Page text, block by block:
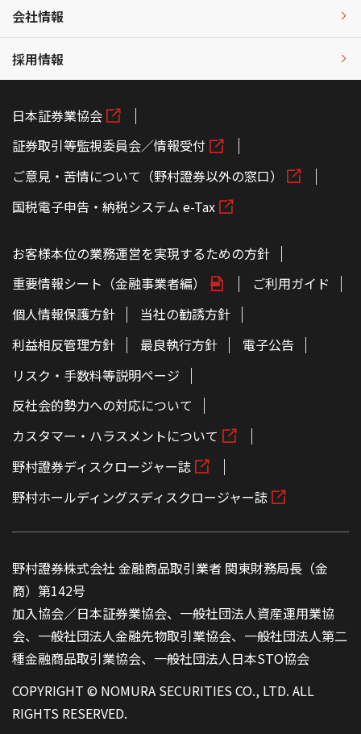
会社情報
採用情報
日本証券業協会
証券取引等監視委員会／情報受付
ご意見・苦情について（野村證券以外の窓口）
国税電子申告・納税システム e-Tax
お客様本位の業務運営を実現するための方針
重要情報シート（金融事業者編）
ご利用ガイド
個人情報保護方針
当社の勧誘方針
利益相反管理方針
最良執行方針
電子公告
リスク・手数料等説明ページ
反社会的勢力への対応について
カスタマー・ハラスメントについて
野村證券ディスクロージャー誌
野村ホールディングスディスクロージャー誌
野村證券株式会社 金融商品取引業者 関東財務局長（金
商）第142号
加入協会／日本証券業協会、一般社団法人資産運用業協
会、一般社団法人金融先物取引業協会、一般社団法人第二
種金融商品取引業協会、一般社団法人日本STO協会
COPYRIGHT © NOMURA SECURITIES CO., LTD. ALL
RIGHTS RESERVED.